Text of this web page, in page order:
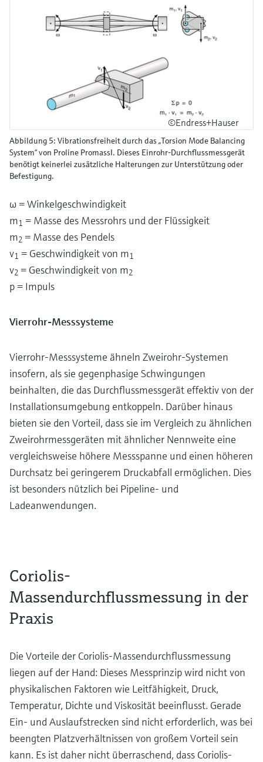
©Endress+Hauser
Abbildung 5: Vibrationsfreiheit durch das „Torsion Mode Balancing
System“ von Proline PromassI. Dieses Einrohr-Durchflussmessgerät
benötigt keinerlei zusätzliche Halterungen zur Unterstützung oder
Befestigung.
ω = Winkelgeschwindigkeit
m1 = Masse des Messrohrs und der Flüssigkeit
m2 = Masse des Pendels
v1 = Geschwindigkeit von m1
v2 = Geschwindigkeit von m2
p = Impuls
Vierrohr-Messsysteme
Vierrohr-Messsysteme ähneln Zweirohr-Systemen
insofern, als sie gegenphasige Schwingungen
beinhalten, die das Durchflussmessgerät effektiv von der
Installationsumgebung entkoppeln. Darüber hinaus
bieten sie den Vorteil, dass sie im Vergleich zu ähnlichen
Zweirohrmessgeräten mit ähnlicher Nennweite eine
vergleichsweise höhere Messspanne und einen höheren
Durchsatz bei geringerem Druckabfall ermöglichen. Dies
ist besonders nützlich bei Pipeline- und
Ladeanwendungen.
Coriolis-
Massendurchflussmessung in der
Praxis
Die Vorteile der Coriolis-Massendurchflussmessung
liegen auf der Hand: Dieses Messprinzip wird nicht von
physikalischen Faktoren wie Leitfähigkeit, Druck,
Temperatur, Dichte und Viskosität beeinflusst. Gerade
Ein- und Auslaufstrecken sind nicht erforderlich, was bei
beengten Platzverhältnissen von großem Vorteil sein
kann. Es ist daher nicht überraschend, dass Coriolis-